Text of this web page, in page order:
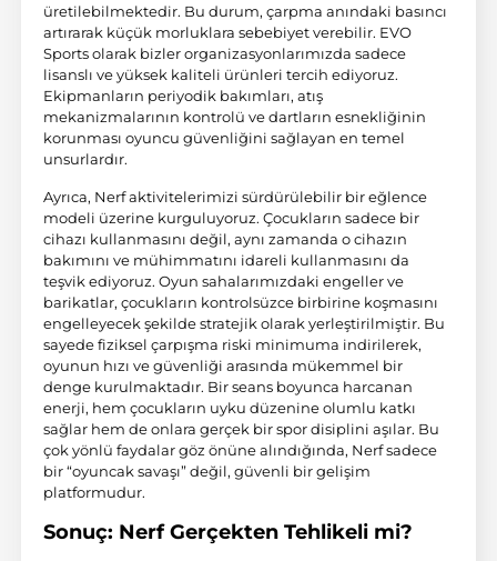
üretilebilmektedir. Bu durum, çarpma anındaki basıncı
artırarak küçük morluklara sebebiyet verebilir. EVO
Sports olarak bizler organizasyonlarımızda sadece
lisanslı ve yüksek kaliteli ürünleri tercih ediyoruz.
Ekipmanların periyodik bakımları, atış
mekanizmalarının kontrolü ve dartların esnekliğinin
korunması oyuncu güvenliğini sağlayan en temel
unsurlardır.
Ayrıca, Nerf aktivitelerimizi sürdürülebilir bir eğlence
modeli üzerine kurguluyoruz. Çocukların sadece bir
cihazı kullanmasını değil, aynı zamanda o cihazın
bakımını ve mühimmatını idareli kullanmasını da
teşvik ediyoruz. Oyun sahalarımızdaki engeller ve
barikatlar, çocukların kontrolsüzce birbirine koşmasını
engelleyecek şekilde stratejik olarak yerleştirilmiştir. Bu
sayede fiziksel çarpışma riski minimuma indirilerek,
oyunun hızı ve güvenliği arasında mükemmel bir
denge kurulmaktadır. Bir seans boyunca harcanan
enerji, hem çocukların uyku düzenine olumlu katkı
sağlar hem de onlara gerçek bir spor disiplini aşılar. Bu
çok yönlü faydalar göz önüne alındığında, Nerf sadece
bir “oyuncak savaşı” değil, güvenli bir gelişim
platformudur.
Sonuç: Nerf Gerçekten Tehlikeli mi?